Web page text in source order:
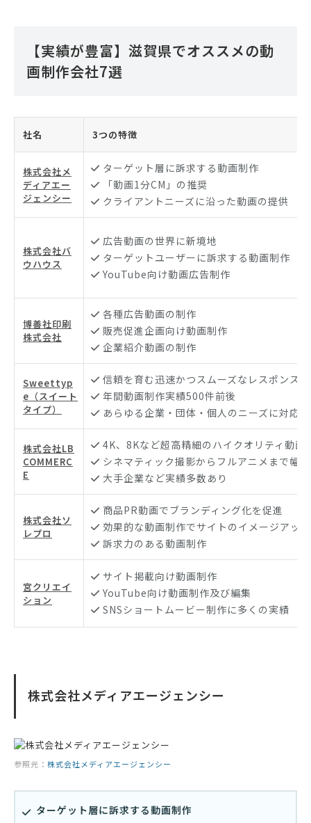
【実績が豊富】滋賀県でオススメの動
画制作会社7選
社名 3つの特徴
株式会社メ
ディアエー
ジェンシー
ターゲット層に訴求する動画制作
「動画1分CM」の推奨
クライアントニーズに沿った動画の提供
株式会社バ
ウハウス
広告動画の世界に新境地
ターゲットユーザーに訴求する動画制作
YouTube向け動画広告制作
博善社印刷
株式会社
各種広告動画の制作
販売促進企画向け動画制作
企業紹介動画の制作
Sweettyp
e（スイート
タイプ）
信頼を育む迅速かつスムーズなレスポンス
年間動画制作実績500件前後
あらゆる企業・団体・個人のニーズに対応
株式会社LB
COMMERC
E
4K、8Kなど超高精細のハイクオリティ動画
シネマティック撮影からフルアニメまで幅
大手企業など実績多数あり
株式会社ソ
レプロ
商品PR動画でブランディング化を促進
効果的な動画制作でサイトのイメージアップ
訴求力のある動画制作
宮クリエイ
ション
サイト掲載向け動画制作
YouTube向け動画制作及び編集
SNSショートムービー制作に多くの実績
株式会社メディアエージェンシー
参照元： 株式会社メディアエージェンシー
ターゲット層に訴求する動画制作